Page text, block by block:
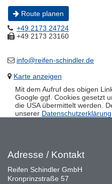
Route planen
+49 2173 24724
+49 2173 23160
info@reifen-schindler.de
Karte anzeigen
Mit dem Aufruf des obigen
Google ggf. Cookies gesetzt
die USA übermittelt werden.
unserer Datenschutzerklärung
Adresse / Kontakt
Reifen Schindler GmbH
Kronprinzstraße 57